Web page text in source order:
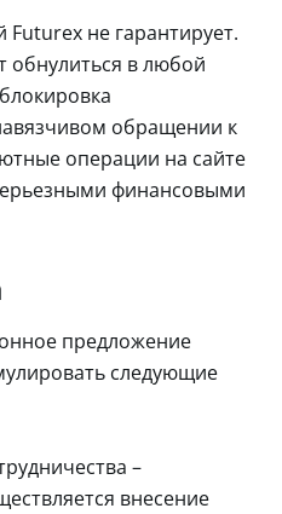
не гарантирует.
обнулиться в любой
обращении к
операции на сайте
финансовыми
предложение
следующие
–
внесение